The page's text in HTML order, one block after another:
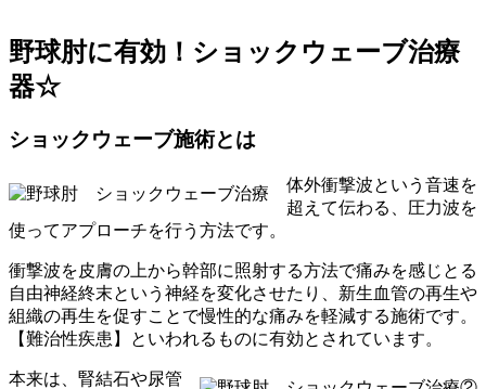
野球肘に有効！ショックウェーブ治療
器☆
ショックウェーブ施術とは
体外衝撃波という音速を
超えて伝わる、圧力波を
使ってアプローチを行う方法です。
衝撃波を皮膚の上から幹部に照射する方法で痛みを感じとる
自由神経終末という神経を変化させたり、新生血管の再生や
組織の再生を促すことで慢性的な痛みを軽減する施術です。
【難治性疾患】といわれるものに有効とされています。
本来は、腎結石や尿管